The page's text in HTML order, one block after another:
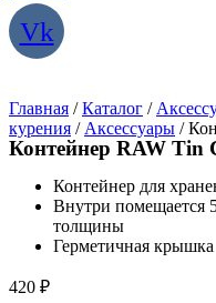
Vk
Главная /Каталог /
курения / Аксессуары /
Контейнер RAW Tin
Контейнер для
Внутри помещается
толщины
Герметичная крышка
420 ₽